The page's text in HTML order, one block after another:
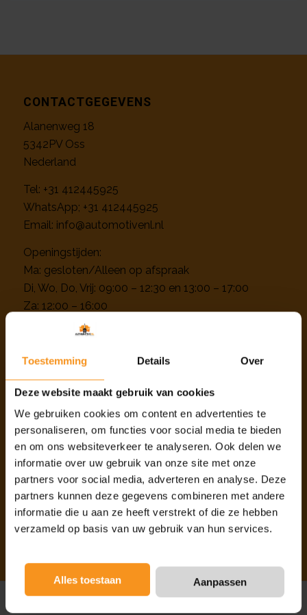
Toestemming Details Over
Deze website maakt gebruik van cookies
We gebruiken cookies om content en advertenties te
personaliseren, om functies voor social media te bieden
en om ons websiteverkeer te analyseren. Ook delen we
informatie over uw gebruik van onze site met onze
partners voor social media, adverteren en analyse. Deze
partners kunnen deze gegevens combineren met andere
informatie die u aan ze heeft verstrekt of die ze hebben
verzameld op basis van uw gebruik van hun services.
Alles toestaan Aanpassen
CONTACTGEGEVENS
Alanenweg 18
5342PV Oss
Nederland
Tel: +31 412445925
WhatsApp; +31 412445925
Email: info@automotivenl.nl
Openingstijden:
Ma: gesloten/Alleen op afspraak
Di, Wo, Do, Vrij: 09:00 – 12:30 en 13:00 – 17:00
Za: 12:00 – 16:00
Zo: gesloten/Alleen op afspraak
INFORMATIE
Info
Over ons
Onze diensten
Privacy beleid
Contact